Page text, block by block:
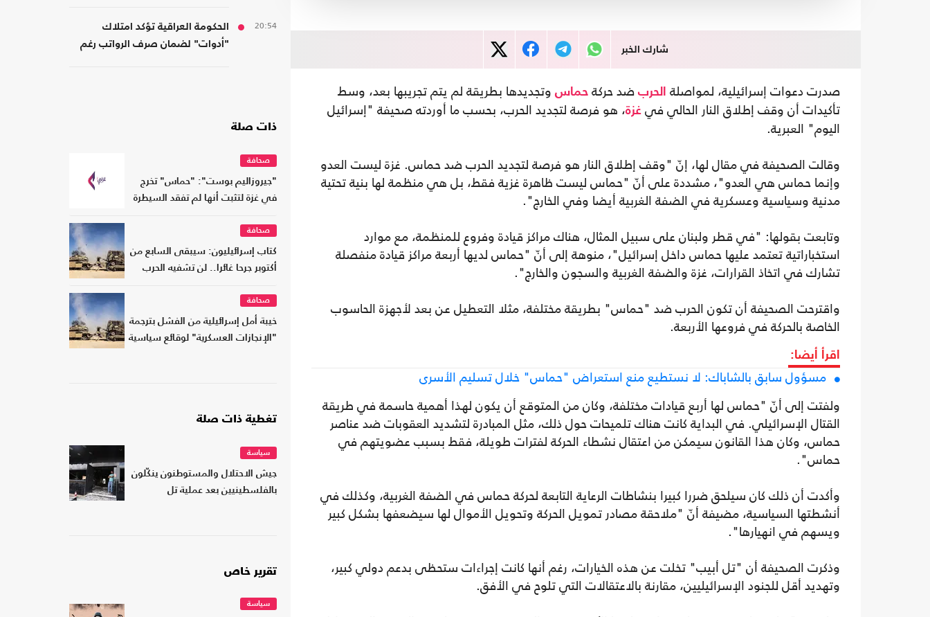
شارك الخبر
صدرت دعوات إسرائيلية، لمواصلة الحرب ضد حركة حماس وتجديدها بطريقة لم يتم تجريبها بعد، وسط
تأكيدات أن وقف إطلاق النار الحالي في غزة، هو فرصة لتجديد الحرب، بحسب ما أوردته صحيفة "إسرائيل
اليوم" العبرية.
وقالت الصحيفة في مقال لها، إنّ "وقف إطلاق النار هو فرصة لتجديد الحرب ضد حماس. غزة ليست العدو
وإنما حماس هي العدو"، مشددة على أنّ "حماس ليست ظاهرة غزية فقط، بل هي منظمة لها بنية تحتية
مدنية وسياسية وعسكرية في الضفة الغربية أيضا وفي الخارج".
وتابعت بقولها: "في قطر ولبنان على سبيل المثال، هناك مراكز قيادة وفروع للمنظمة، مع موارد
استخباراتية تعتمد عليها حماس داخل إسرائيل"، منوهة إلى أنّ "حماس لديها أربعة مراكز قيادة منفصلة
تشارك في اتخاذ القرارات، غزة والضفة الغربية والسجون والخارج".
واقترحت الصحيفة أن تكون الحرب ضد "حماس" بطريقة مختلفة، مثلا التعطيل عن بعد لأجهزة الحاسوب
الخاصة بالحركة في فروعها الأربعة.
اقرأ أيضا:
مسؤول سابق بالشاباك: لا نستطيع منع استعراض "حماس" خلال تسليم الأسرى
ولفتت إلى أنّ "حماس لها أربع قيادات مختلفة، وكان من المتوقع أن يكون لهذا أهمية حاسمة في طريقة
القتال الإسرائيلي. في البداية كانت هناك تلميحات حول ذلك، مثل المبادرة لتشديد العقوبات ضد عناصر
حماس، وكان هذا القانون سيمكن من اعتقال نشطاء الحركة لفترات طويلة، فقط بسبب عضويتهم في
حماس".
وأكدت أن ذلك كان سيلحق ضررا كبيرا بنشاطات الرعاية التابعة لحركة حماس في الضفة الغربية، وكذلك في
أنشطتها السياسية، مضيفة أنّ "ملاحقة مصادر تمويل الحركة وتحويل الأموال لها سيضعفها بشكل كبير
ويسهم في انهيارها".
وذكرت الصحيفة أن "تل أبيب" تخلت عن هذه الخيارات، رغم أنها كانت إجراءات ستحظى بدعم دولي كبير،
وتهديد أقل للجنود الإسرائيليين، مقارنة بالاعتقالات التي تلوح في الأفق.
20:54
الحكومة العراقية تؤكد امتلاك
"أدوات" لضمان صرف الرواتب رغم
ذات صلة
صحافة
"جيروزاليم بوست": "حماس" تخرج
في غزة لتثبت أنها لم تفقد السيطرة
صحافة
كتاب إسرائيليون: سيبقى السابع من
أكتوبر جرحا غائرا.. لن تشفيه الحرب
صحافة
خيبة أمل إسرائيلية من الفشل بترجمة
"الإنجازات العسكرية" لوقائع سياسية
تغطية ذات صلة
سياسة
جيش الاحتلال والمستوطنون ينكّلون
بالفلسطينيين بعد عملية تل
تقرير خاص
سياسة